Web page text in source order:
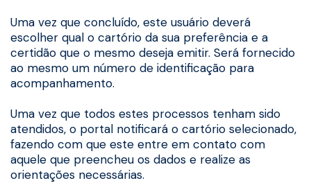
Uma vez que concluído, este usuário deverá
escolher qual o cartório da sua preferência e a
certidão que o mesmo deseja emitir. Será fornecido
ao mesmo um número de identificação para
acompanhamento.
Uma vez que todos estes processos tenham sido
atendidos, o portal notificará o cartório selecionado,
fazendo com que este entre em contato com
aquele que preencheu os dados e realize as
orientações necessárias.